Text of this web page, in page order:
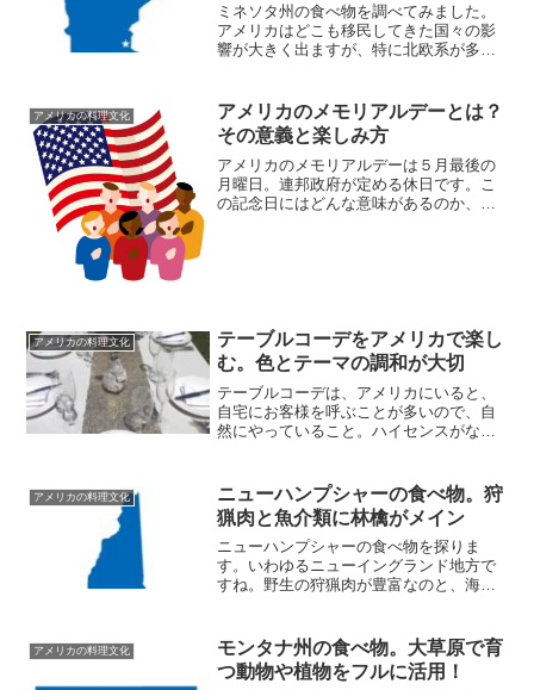
ミネソタ州の食べ物を調べてみました。
アメリカはどこも移民してきた国々の影
響が大きく出ますが、特に北欧系が多い
の料理も豊富。ミネソタ州の食べ物に
は、甘党志向も見られます♪
アメリカの料理文化
アメリカのメモリアルデーとは？
その意義と楽しみ方
アメリカのメモリアルデーは５月最後の
月曜日。連邦政府が定める休日です。こ
の記念日にはどんな意味があるのか、そ
アメリカの料理文化
テーブルコーデをアメリカで楽し
む。色とテーマの調和が大切
テーブルコーデは、アメリカにいると、
自宅にお客様を呼ぶことが多いので、自
然にやっていること。ハイセンスがなく
で楽しむ時のコンセプトやアイデアを実
例を挙げて紹介します。
アメリカの料理文化
ニューハンプシャーの食べ物。狩
猟肉と魚介類に林檎がメイン
ニューハンプシャーの食べ物を探りま
す。いわゆるニューイングランド地方で
すね。野生の狩猟肉が豊富なのと、海に
ーの食べ物で顕著なのは林檎。特に飲み
物に幅広く使われています。
アメリカの料理文化
モンタナ州の食べ物。大草原で育
つ動物や植物をフルに活用！